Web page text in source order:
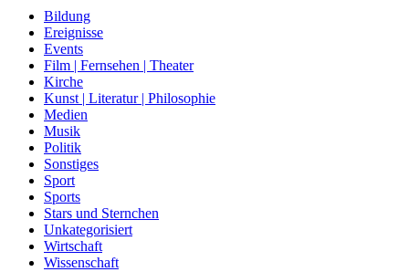
Bildung
Ereignisse
Events
Film | Fernsehen | Theater
Kirche
Kunst | Literatur | Philosophie
Medien
Musik
Politik
Sonstiges
Sport
Sports
Stars und Sternchen
Unkategorisiert
Wirtschaft
Wissenschaft